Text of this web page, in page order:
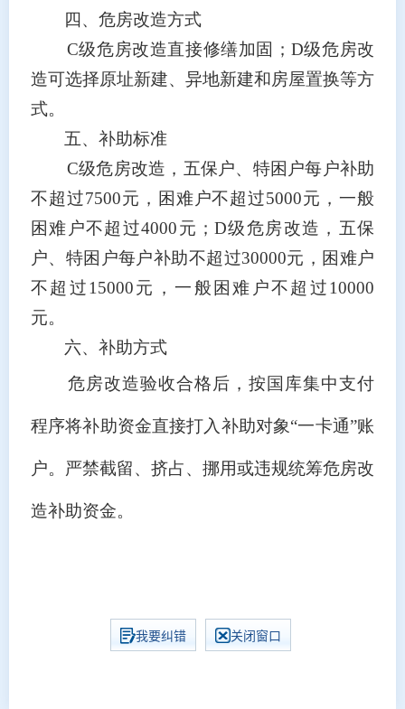
四、危房改造方式
C级危房改造直接修缮加固； D级危房改
造可选择原址新建、异地新建和房屋置换等方
式。
五、补助标准
C级危房改造，五保户、特困户每户补助
不超过7500元，困难户不超过5000元，一般
困难户不超过4000元；D级危房改造，五保
户、特困户每户补助不超过30000元，困难户
不超过15000元，一般困难户不超过10000
元。
六、补助方式
危房改造验收合格后，按国库集中支付
程序将补助资金直接打入补助对象“一卡通”账
户。严禁截留、挤占、挪用或违规统筹危房改
造补助资金。
我要纠错 关闭窗口